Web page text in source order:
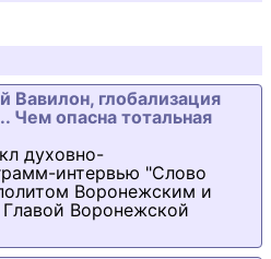
Вавилон, глобализация
Чем опасна тотальная
духовно-
интервью "Слово
Воронежским и
Воронежской